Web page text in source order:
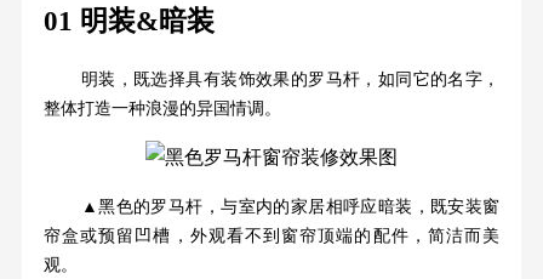
01 明装&暗装
明装，既选择具有装饰效果的罗马杆，如同它的名字，
整体打造一种浪漫的异国情调。
▲黑色的罗马杆，与室内的家居相呼应暗装，既安装窗
帘盒或预留凹槽，外观看不到窗帘顶端的配件，简洁而美
观。